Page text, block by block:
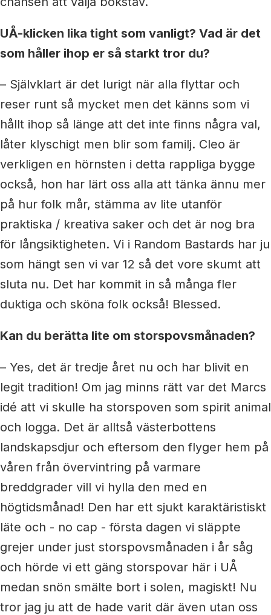
UÅ-klicken lika tight som vanligt? Vad är det
som håller ihop er så starkt tror du?
– Självklart är det lurigt när alla flyttar och
reser runt så mycket men det känns som vi
hållt ihop så länge att det inte finns några val,
låter klyschigt men blir som familj. Cleo är
verkligen en hörnsten i detta rappliga bygge
också, hon har lärt oss alla att tänka ännu mer
på hur folk mår, stämma av lite utanför
praktiska / kreativa saker och det är nog bra
för långsiktigheten. Vi i Random Bastards har ju
som hängt sen vi var 12 så det vore skumt att
sluta nu. Det har kommit in så många fler
duktiga och sköna folk också! Blessed.
Kan du berätta lite om storspovsmånaden?
– Yes, det är tredje året nu och har blivit en
legit tradition! Om jag minns rätt var det Marcs
idé att vi skulle ha storspoven som spirit animal
och logga. Det är alltså västerbottens
landskapsdjur och eftersom den flyger hem på
våren från övervintring på varmare
breddgrader vill vi hylla den med en
högtidsmånad! Den har ett sjukt karaktäristiskt
läte och - no cap - första dagen vi släppte
grejer under just storspovsmånaden i år såg
och hörde vi ett gäng storspovar här i UÅ
medan snön smälte bort i solen, magiskt! Nu
tror jag ju att de hade varit där även utan oss